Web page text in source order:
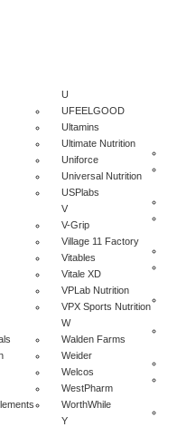
U
UFEELGOOD
Ultamins
Ultimate Nutrition
Uniforce
Universal Nutrition
USPlabs
V
V-Grip
Village 11 Factory
Vitables
Vitale XD
VPLab Nutrition
VPX Sports Nutrition
W
Walden Farms
Weider
Welcos
WestPharm
WorthWhile
Y